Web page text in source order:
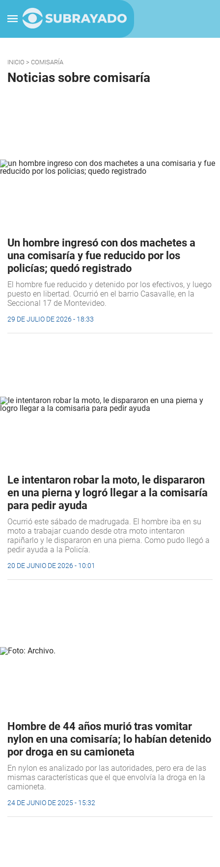
INICIO > COMISARÍA
Noticias sobre comisaría
Un hombre ingresó con dos machetes a
una comisaría y fue reducido por los
policías; quedó registrado
El hombre fue reducido y detenido por los efectivos, y luego
puesto en libertad. Ocurrió en el barrio Casavalle, en la
Seccional 17 de Montevideo.
29 DE JULIO DE 2026 - 18:33
Le intentaron robar la moto, le dispararon
en una pierna y logró llegar a la comisaría
para pedir ayuda
Ocurrió este sábado de madrugada. El hombre iba en su
moto a trabajar cuando desde otra moto intentaron
rapiñarlo y le dispararon en una pierna. Como pudo llegó a
pedir ayuda a la Policía.
20 DE JUNIO DE 2026 - 10:01
Hombre de 44 años murió tras vomitar
nylon en una comisaría; lo habían detenido
por droga en su camioneta
En nylon es analizado por las autoridades, pero era de las
mismas características que el que envolvía la droga en la
camioneta.
24 DE JUNIO DE 2025 - 15:32